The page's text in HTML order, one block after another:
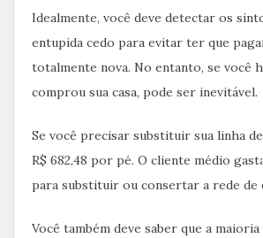
Idealmente, você deve detectar os
entupida cedo para evitar ter que
totalmente nova. No entanto, se você
comprou sua casa, pode ser inevitável.
Se você precisar substituir sua linha
R$ 682,48 por pé. O cliente médio
para substituir ou consertar a rede de
Você também deve saber que a